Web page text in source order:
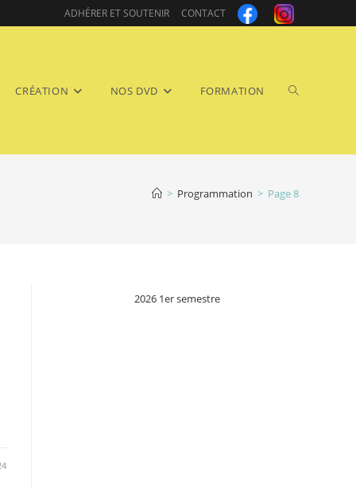
ADHÉRER ET SOUTENIR CONTACT
CRÉATION NOS DVD FORMATION Toggle
> Programmation > Page 8
2026 1er semestre